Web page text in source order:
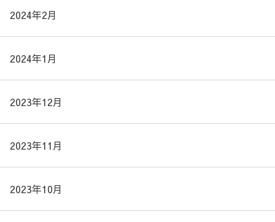
2024年2月
2024年1月
2023年12月
2023年11月
2023年10月